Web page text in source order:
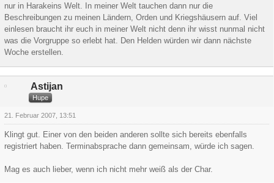
nur in Harakeins Welt. In meiner Welt tauchen dann nur die
Beschreibungen zu meinen Ländern, Orden und Kriegshäusern auf. Viel
einlesen braucht ihr euch in meiner Welt nicht denn ihr wisst nunmal nicht
was die Vorgruppe so erlebt hat. Den Helden würden wir dann nächste
Woche erstellen.
Astijan
Hupe
21. Februar 2007, 13:51
Klingt gut. Einer von den beiden anderen sollte sich bereits ebenfalls
registriert haben. Terminabsprache dann gemeinsam, würde ich sagen.
Mag es auch lieber, wenn ich nicht mehr weiß als der Char.